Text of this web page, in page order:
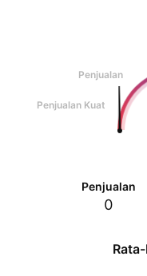
Penjualan
Penjualan Kuat
Penjualan
0